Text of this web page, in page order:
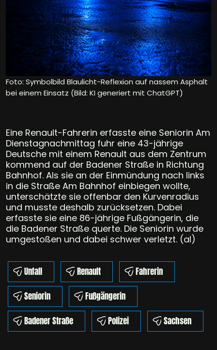
Foto: Symbolbild Blaulicht-Reflexion auf nassem Asphalt
bei einem Einsatz (Bild: KI generiert mit ChatGPT)
Eine Renault-Fahrerin erfasste eine Seniorin Am
Dienstagnachmittag fuhr eine 43-jährige
Deutsche mit einem Renault aus dem Zentrum
kommend auf der Badener Straße in Richtung
Bahnhof. Als sie an der Einmündung nach links
in die Straße Am Bahnhof einbiegen wollte,
unterschätzte sie offenbar den Kurvenradius
und musste deshalb zurücksetzen. Dabei
erfasste sie eine 86-jährige Fußgängerin, die
die Badener Straße querte. Die Seniorin wurde
umgestoßen und dabei schwer verletzt. (al)
Unfall Renault
Fahrerin
Seniorin
Fußgängerin
Badener Straße
Polizei Sachsen